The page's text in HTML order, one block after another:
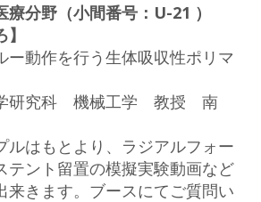
療分野（小間番号：U-21 ）
ー動作を行う生体吸収性ポリマ
学研究科 機械工学 教授 南
ルはもとより、ラジアルフォー
テント留置の模擬実験動画など
来きます。ブースにてご質問い